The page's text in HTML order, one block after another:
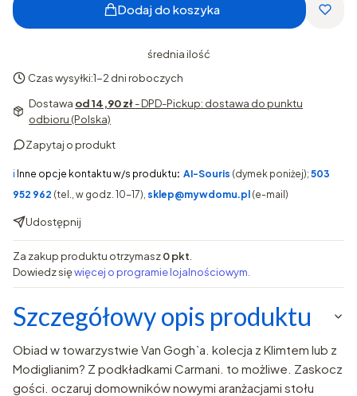
Dodaj do koszyka
średnia ilość
Czas wysyłki:1-2 dni roboczych
Dostawa od 14,90 zł- DPD-Pickup: dostawa do punktu
odbioru (Polska)
Zapytaj o produkt
ℹ️ Inne opcje kontaktu w/s produktu: AI-Souris (dymek poniżej); 503
952 962 (tel., w godz. 10-17), sklep@mywdomu.pl (e-mail)
Udostępnij
Za zakup produktu otrzymasz0 pkt
Dowiedz sięwięcej o programie lojalnościowym.
Szczegółowy opis produktu
Obiad w towarzystwie Van Gogh`a. kolecja z Klimtem lub z
Modiglianim? Z podkładkami Carmani. to możliwe. Zaskocz
gości. oczaruj domowników nowymi aranżacjami stołu